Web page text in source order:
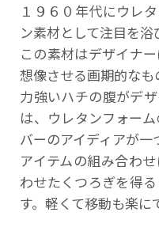
１９６０年代にウレ
ン素材として注目を浴
この素材はデザイナ
想像させる画期的なも
力強いハチの腹がデ
は、ウレタンフォー
バーのアイディアが一
アイテムの組み合わ
わせたくつろぎを得
す。軽くて移動も楽に